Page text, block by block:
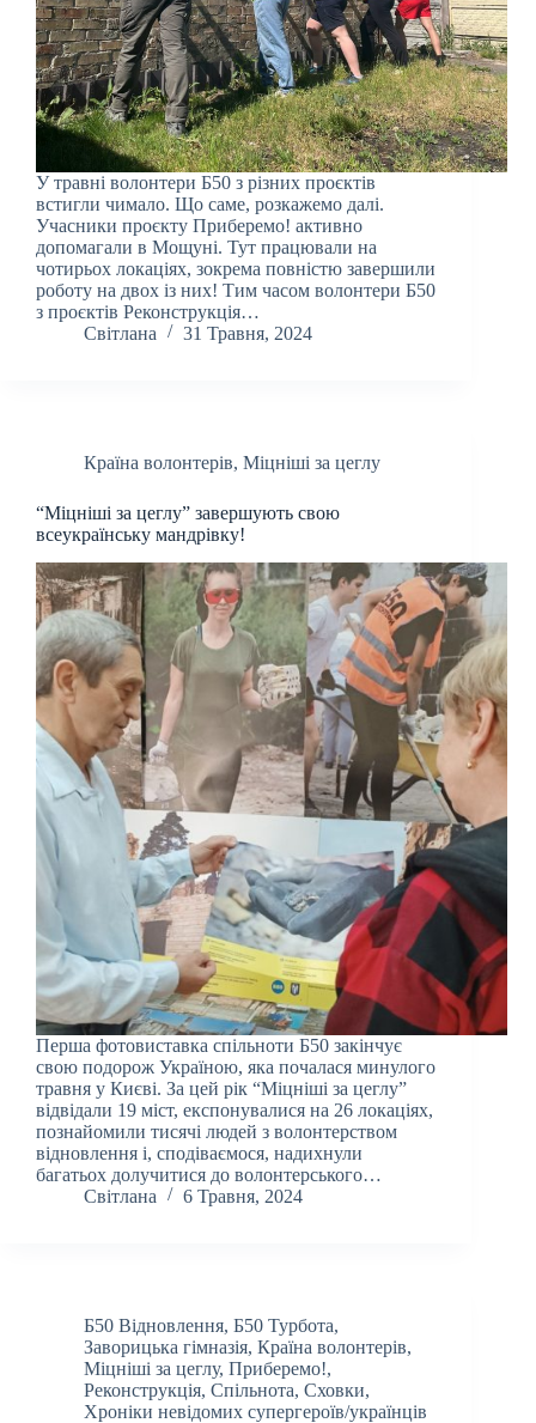
У травні волонтери Б50 з різних проєктів
встигли чимало. Що саме, розкажемо далі.
Учасники проєкту Приберемо! активно
допомагали в Мощуні. Тут працювали на
чотирьох локаціях, зокрема повністю завершили
роботу на двох із них! Тим часом волонтери Б50
з проєктів Реконструкція…
Світлана
31 Травня, 2024
Країна волонтерів, Міцніші за цеглу
“Міцніші за цеглу” завершують свою
всеукраїнську мандрівку!
Перша фотовиставка спільноти Б50 закінчує
свою подорож Україною, яка почалася минулого
травня у Києві. За цей рік “Міцніші за цеглу”
відвідали 19 міст, експонувалися на 26 локаціях,
познайомили тисячі людей з волонтерством
відновлення і, сподіваємося, надихнули
багатьох долучитися до волонтерського…
Світлана
6 Травня, 2024
Б50 Відновлення, Б50 Турбота,
Заворицька гімназія, Країна волонтерів,
Міцніші за цеглу, Приберемо!,
Реконструкція, Спільнота, Сховки,
Хроніки невідомих супергероїв/українців